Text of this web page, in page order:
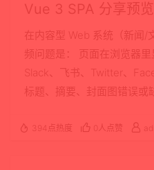
临时项目、POC 项目、已
Vue 3 SPA 分享预
后端 Meta 注入 +
存策略
在内容型 Web 系统（新闻/
频问题是： 页面在浏览器里
Slack、飞书、Twitter、
标题、摘要、封面图错误或
这通常不可靠。本文从工程
394点热度 0人点赞